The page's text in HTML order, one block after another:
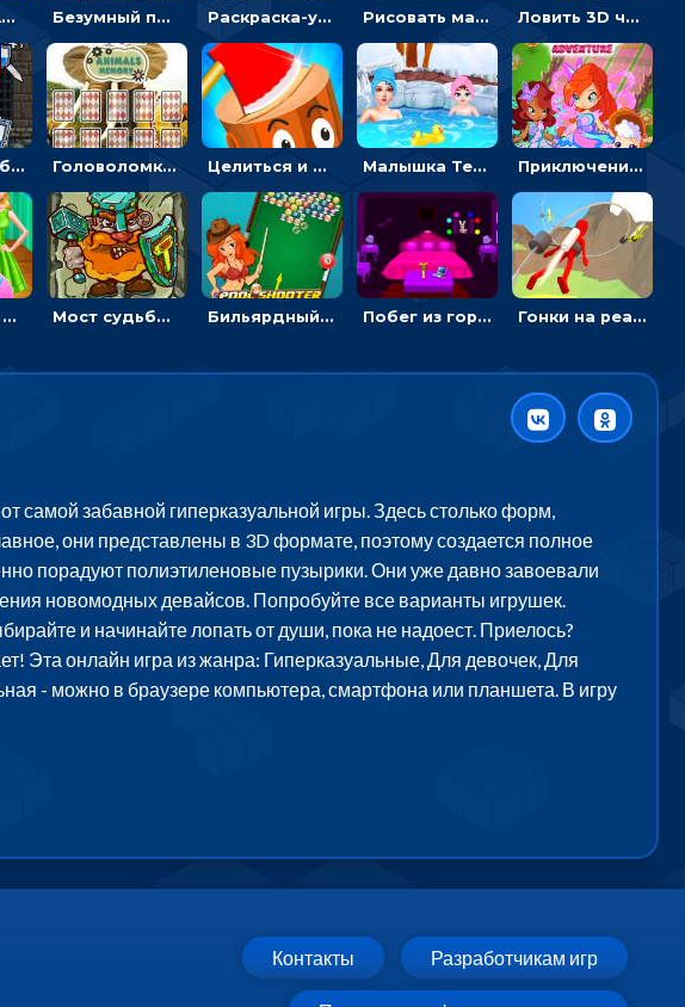
Помогать Амонг Ас бежать из комнаты через преграды - приключения Безумный пожарный: направлять шланг, чтобы тушить горящие бревна Раскраска-ужастик: разукрась зомби и скелетов Рисовать машину и выигрывать гонку - для мальчиков Ловить 3D человечком своего цвета и собирать драгоценности - гиперказуалка
Экшен Нуб-боец: прыгать через препятствия или бить врагов мечом Головоломка с животными: переворачивать карточки, чтобы находить пару Целиться и метать топор в 3D мишени Малышка Тейлор едет на горячие источники - для девочек Приключения Клуба Винкс: менять дорожки, чтобы собирать кристаллы
Подбирать очки для Мии и создавать дизайн - для девочек Мост судьбы: прыгать по платформам и бить молотом орков Бильярдный пул: стрелять шариками, чтобы взрывать одинаковые Побег из горной деревни: решай головоломки, чтобы открыть ворота Гонки на реактивном ранце: избегать преград, чтобы лететь к финишу
самой забавной гиперказуальной игры. Здесь столько форм,
они представлены в 3D формате, поэтому создается полное
порадуют полиэтиленовые пузырики. Они уже давно завоевали
новомодных девайсов. Попробуйте все варианты игрушек.
и начинайте лопать от души, пока не надоест. Приелось?
Эта онлайн игра из жанра: Гиперказуальные, Для девочек, Для
- можно в браузере компьютера, смартфона или планшета. В игру
Контакты Разработчикам игр